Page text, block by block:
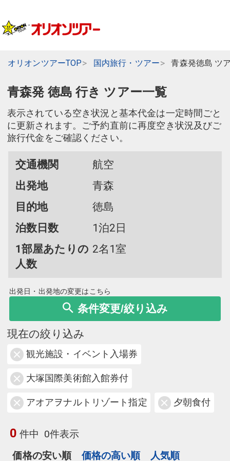
オリオンツアーTOP 国内旅行・ツアー 青森発徳島 ツ
青森発 徳島 行き ツアー一覧
表示されている空き状況と基本代金は一定時間ごと
に更新されます。ご予約直前に再度空き状況及びご
旅行代金をご確認ください。
交通機関
航空
出発地
青森
目的地
徳島
泊数日数
1泊2日
1部屋あたりの
人数
2名1室
出発日・出発地の変更はこちら
条件変更/絞り込み
現在の絞り込み
観光施設・イベント入場券
大塚国際美術館入館券付
アオアヲナルトリゾート指定 夕朝食付
0 件中 0件表示
価格の安い順
価格の高い順 人気順